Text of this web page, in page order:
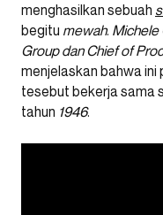
menghasilkan sebuah
begitu mewah. Michele
Group dan Chief of
menjelaskan bahwa
tesebut bekerja sama
tahun 1946.